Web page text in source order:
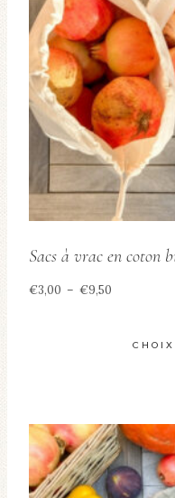
Sacs à vrac en coton
€3,00 – €9,50
prix :
€9,50
a
plusieurs
variations.